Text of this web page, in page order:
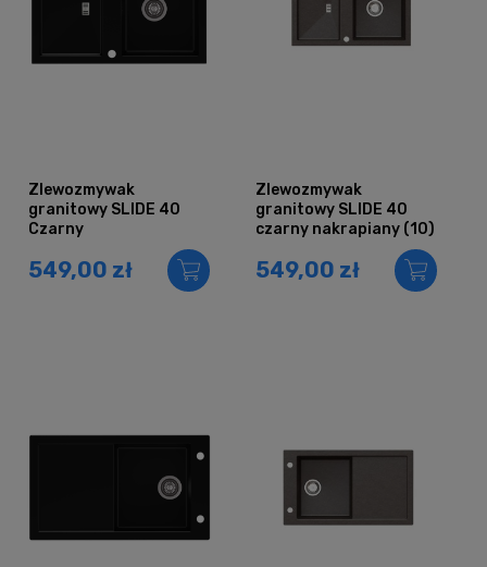
Zlewozmywak
granitowy SLIDE 40
Czarny
549,00 zł
Zlewozmywak
granitowy SLIDE 40
czarny nakrapiany (10)
549,00 zł